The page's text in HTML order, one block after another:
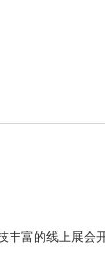
丰富的线上展会